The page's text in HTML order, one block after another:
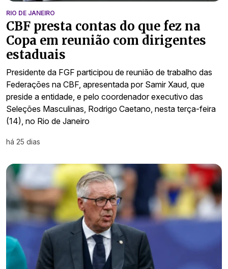
RIO DE JANEIRO
CBF presta contas do que fez na
Copa em reunião com dirigentes
estaduais
Presidente da FGF participou de reunião de trabalho das
Federações na CBF, apresentada por Samir Xaud, que
preside a entidade, e pelo coordenador executivo das
Seleções Masculinas, Rodrigo Caetano, nesta terça-feira
(14), no Rio de Janeiro
há 25 dias